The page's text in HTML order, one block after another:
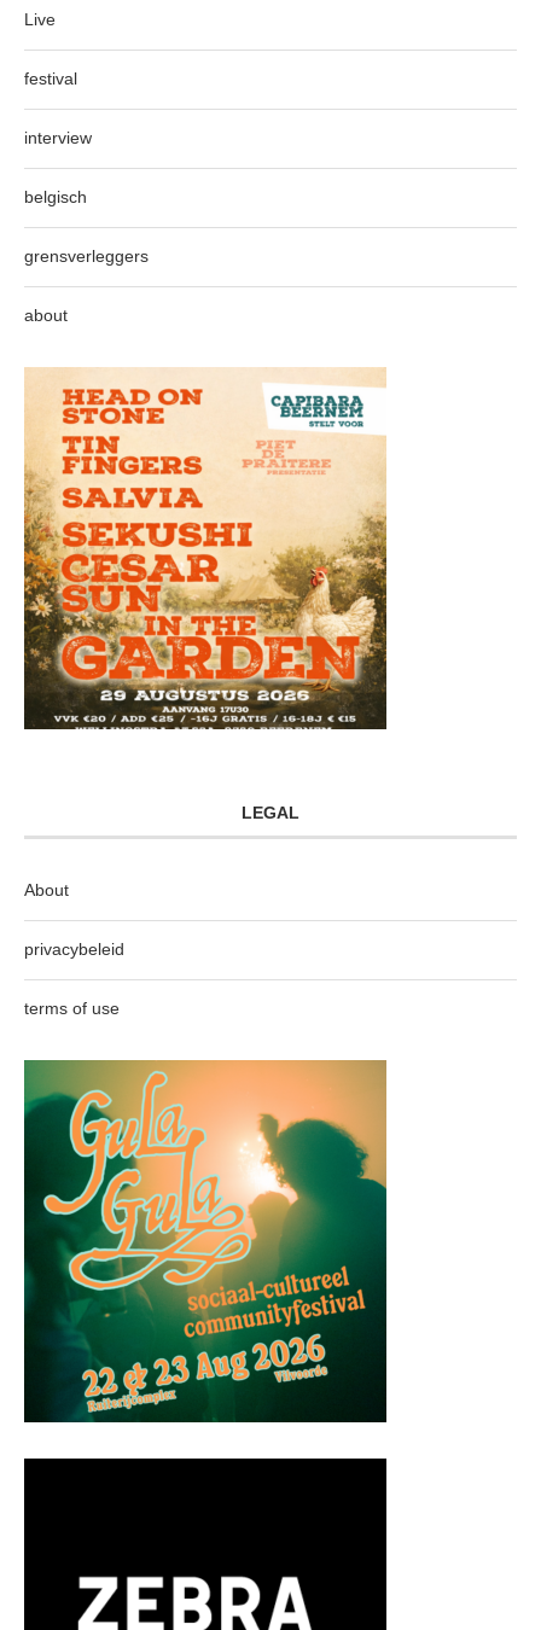
Live
festival
interview
belgisch
grensverleggers
about
LEGAL
About
privacybeleid
terms of use